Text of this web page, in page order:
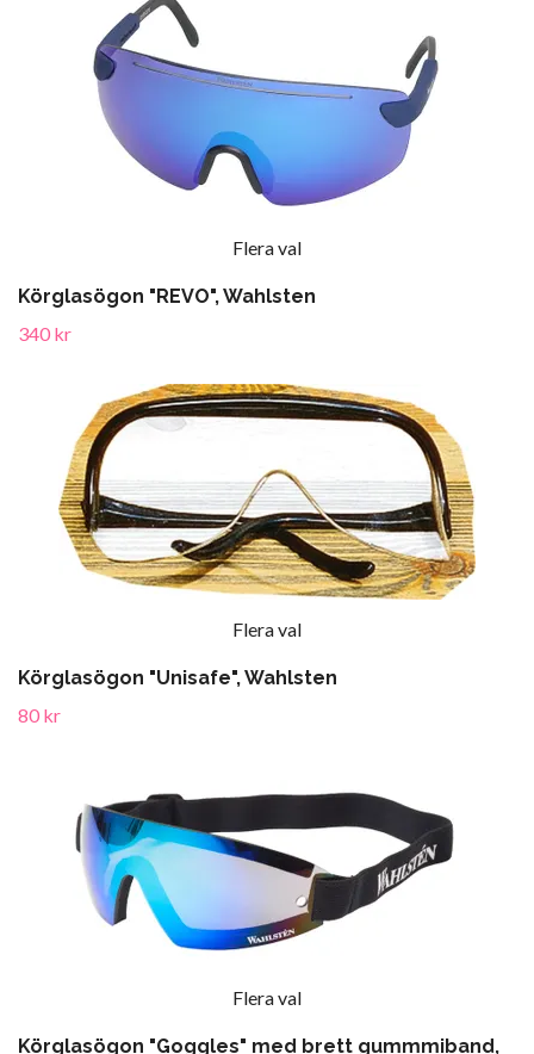
Flera val
Körglasögon "REVO", Wahlsten
340 kr
Flera val
Körglasögon "Unisafe", Wahlsten
80 kr
Flera val
Körglasögon "Goggles" med brett gummmiband,